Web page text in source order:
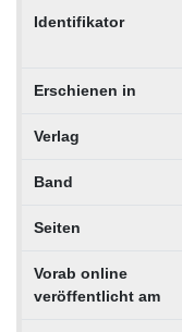
Identifikator
Erschienen in
Verlag
Band
Seiten
Vorab online
veröffentlicht am